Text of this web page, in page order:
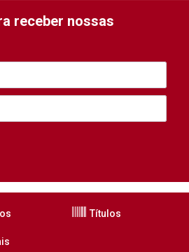
receber nossas
Títulos